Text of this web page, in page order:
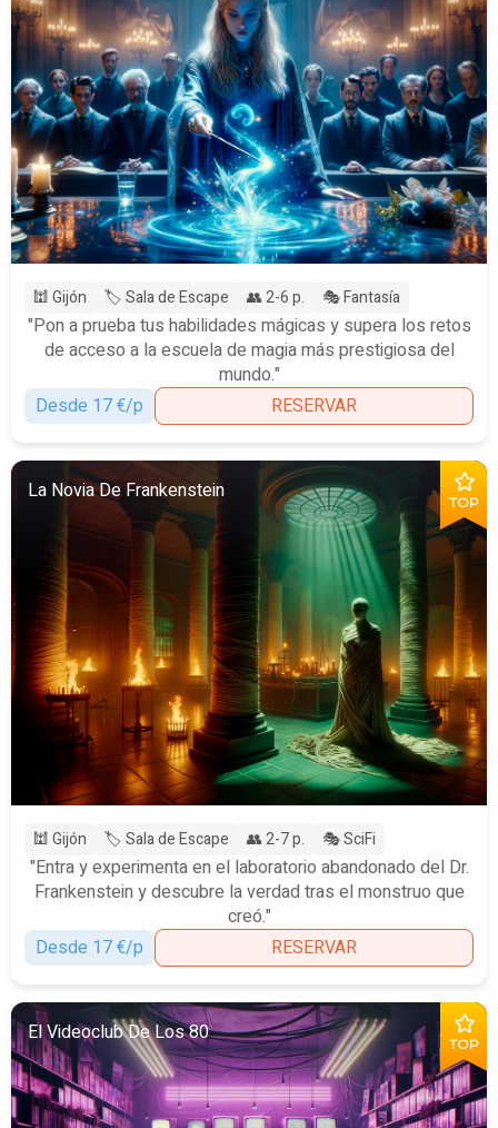
🕍 Gijón 🏷️ Sala de Escape 👥 2-6 p. 🎭 Fantasía
"Pon a prueba tus habilidades mágicas y supera los retos
de acceso a la escuela de magia más prestigiosa del
mundo."
Desde 17 €/p
RESERVAR
TOP
La Novia De Frankenstein
🕍 Gijón 🏷️ Sala de Escape 👥 2-7 p. 🎭 SciFi
"Entra y experimenta en el laboratorio abandonado del Dr.
Frankenstein y descubre la verdad tras el monstruo que
creó."
Desde 17 €/p
RESERVAR
TOP
El Videoclub De Los 80